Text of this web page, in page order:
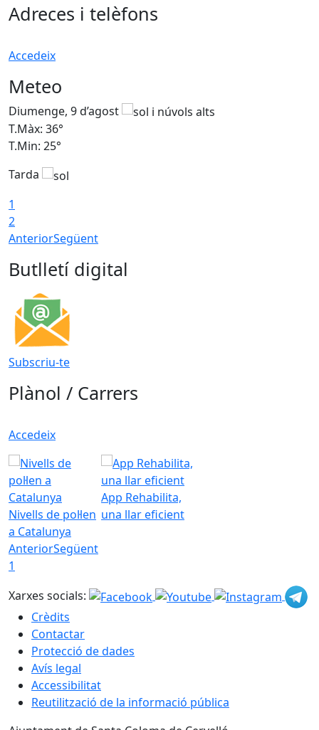
Adreces i telèfons
Accedeix
Meteo
Diumenge, 9 d’agost
T.Màx: 36°
T.Min: 25°
Tarda
1
2
AnteriorSegüent
Butlletí digital
Subscriu-te
Plànol / Carrers
Accedeix
Nivells de pol·len
a Catalunya
App Rehabilita,
una llar eficient
AnteriorSegüent
1
Xarxes socials:
Crèdits
Contactar
Protecció de dades
Avís legal
Accessibilitat
Reutilització de la informació pública